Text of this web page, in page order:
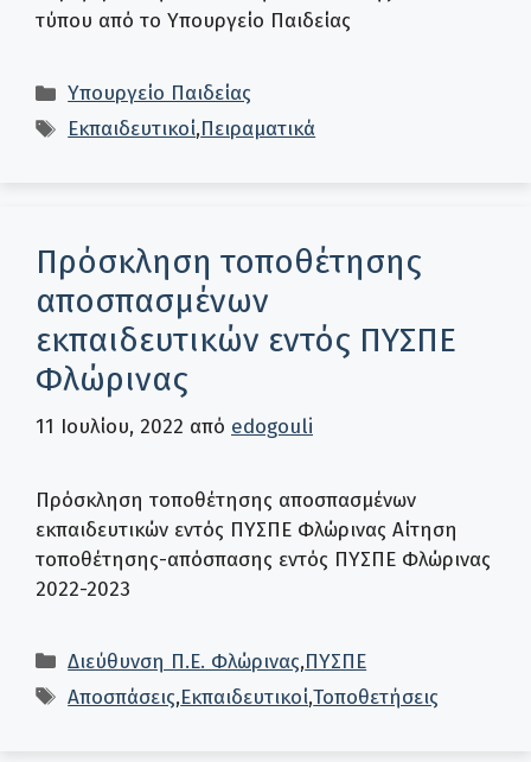
τύπου από το Υπουργείο Παιδείας
Κατηγορίες
Υπουργείο Παιδείας
Ετικέτες
Εκπαιδευτικοί,Πειραματικά
Πρόσκληση τοποθέτησης
αποσπασμένων
εκπαιδευτικών εντός ΠΥΣΠΕ
Φλώρινας
11 Ιουλίου, 2022 από edogouli
Πρόσκληση τοποθέτησης αποσπασμένων
εκπαιδευτικών εντός ΠΥΣΠΕ Φλώρινας Αίτηση
τοποθέτησης-απόσπασης εντός ΠΥΣΠΕ Φλώρινας
2022-2023
Κατηγορίες
Διεύθυνση Π.Ε. Φλώρινας,ΠΥΣΠΕ
Ετικέτες
Αποσπάσεις,Εκπαιδευτικοί,Τοποθετήσεις